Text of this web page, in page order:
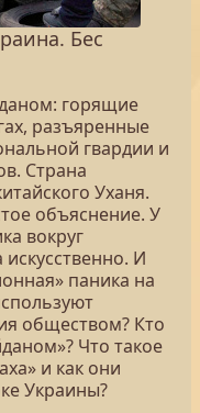
Бес
горящие
разъяренные
гвардии и
Страна
Уханя.
объяснение. У
вокруг
И
паника на
обществом? Кто
Что такое
и как они
Украины?